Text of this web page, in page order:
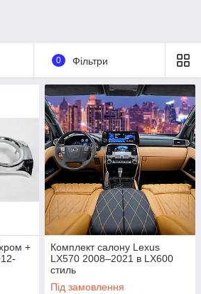
0 Фільтри
+
Комплект салону Lexus
LX570 2008–2021 в LX600
стиль
Під замовлення